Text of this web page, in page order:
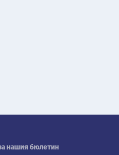
нашия бюлетин